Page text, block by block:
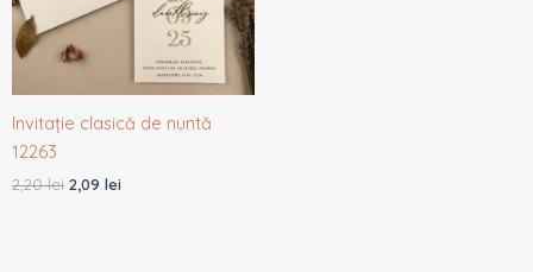
Invitație clasică de nuntă
12263
2,20lei 2,09 lei